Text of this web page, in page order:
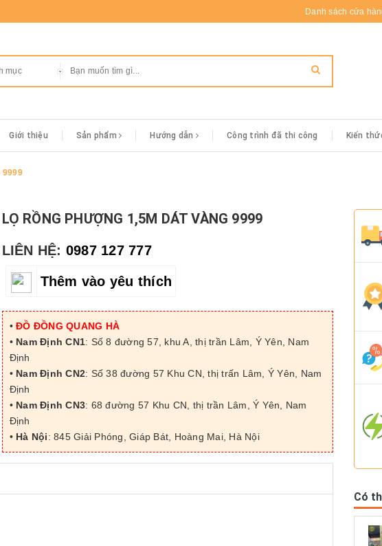
Danh sách cửa
mục
Giới thiệu Sản phẩm Hướng dẫn Công trình đã thi công Kiến
9999
LỌ RỒNG PHƯỢNG 1,5M DÁT VÀNG 9999
LIÊN HỆ: 0987 127 777
Thêm vào yêu thích
•ĐỒ ĐỒNG QUANG HÀ
• Nam Định CN1: Số 8 đường 57, khu A, thị trần Lâm, Ý Yên, Nam
Định
• Nam Định CN2: Số 38 đường 57 Khu CN, thị trấn Lâm, Ý Yên, Nam
Định
• Nam Định CN3: 68 đường 57 Khu CN, thị trần Lâm, Ý Yên, Nam
Định
• Hà Nội: 845 Giải Phóng, Giáp Bát, Hoàng Mai, Hà Nội
Có